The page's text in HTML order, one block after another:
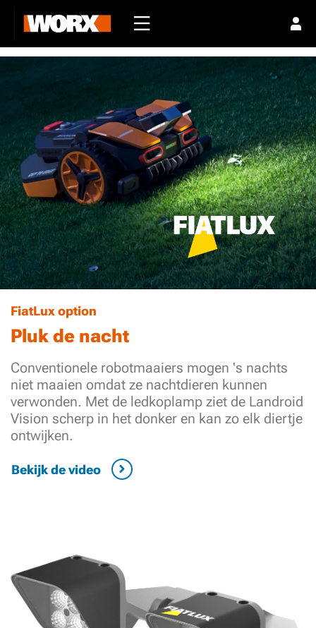
FiatLux option
Pluk de nacht
Conventionele robotmaaiers mogen 's nachts
niet maaien omdat ze nachtdieren kunnen
verwonden. Met de ledkoplamp ziet de Landroid
Vision scherp in het donker en kan zo elk diertje
ontwijken.
Bekijk de video